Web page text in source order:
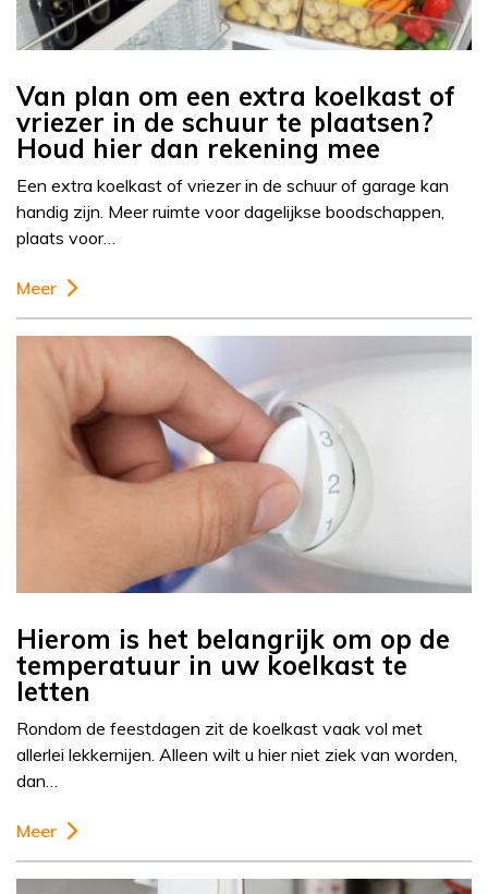
Van plan om een extra koelkast of
vriezer in de schuur te plaatsen?
Houd hier dan rekening mee
Een extra koelkast of vriezer in de schuur of garage kan
handig zijn. Meer ruimte voor dagelijkse boodschappen,
plaats voor…
Meer
Hierom is het belangrijk om op de
temperatuur in uw koelkast te
letten
Rondom de feestdagen zit de koelkast vaak vol met
allerlei lekkernijen. Alleen wilt u hier niet ziek van worden,
dan…
Meer